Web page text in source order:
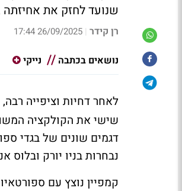
שנועד לחזק את
רן קידר |
26/09/2025 17:44
נושאים בכתבה נייקי
לאחר דחיות וציפייה רבה,
דגמים שונים של בגדי
נבחרות בניו יורק ובלוס אנג’לס. המחירים נעים